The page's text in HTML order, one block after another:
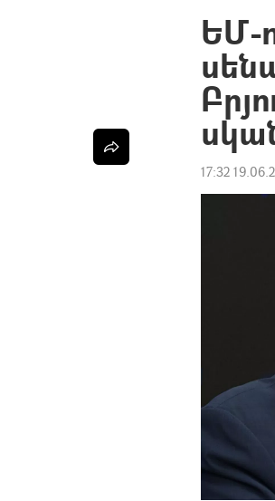
ԵՄ-
17:32